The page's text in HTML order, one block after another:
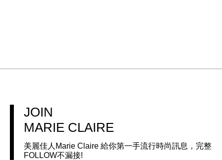
JOIN
MARIE CLAIRE
美麗佳人Marie Claire 給你第一手流行時尚訊息，完整
FOLLOW不漏接!